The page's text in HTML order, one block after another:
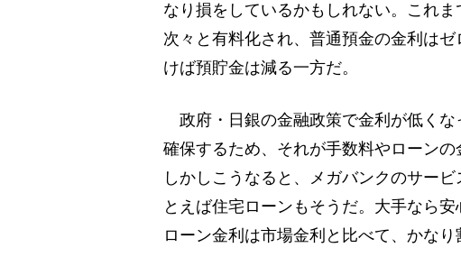
なり損をしているかもしれない。これ
次々と有料化され、普通預金の金利は
けば預貯金は減る一方だ。
政府・日銀の金融政策で金利が低くな
確保するため、それが手数料やローンの
しかしこうなると、メガバンクのサー
とえば住宅ローンもそうだ。大手なら
ローン金利は市場金利と比べて、かなり